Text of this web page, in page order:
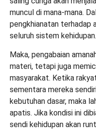
muncul di mana-mana.
pengkhianatan terhadap
seluruh sistem kehidupan.
Maka, pengabaian
materi, tetapi juga
masyarakat. Ketika
sementara mereka
kebutuhan dasar, maka
apatis. Jika kondisi ini
sendi kehidupan akan